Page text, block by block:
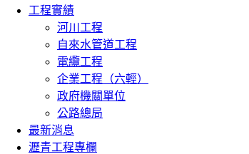
工程實績
河川工程
自來水管道工程
電纜工程
企業工程（六輕）
政府機關單位
公路總局
最新消息
瀝青工程專欄